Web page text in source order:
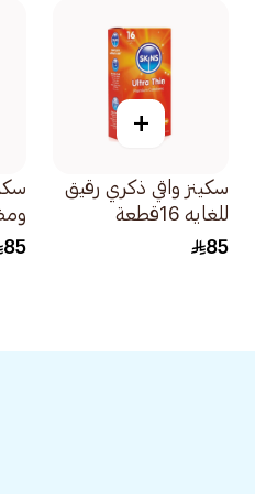
+
سكينز واقي ذكري رقيق
للغايه 16قطعة
85
85